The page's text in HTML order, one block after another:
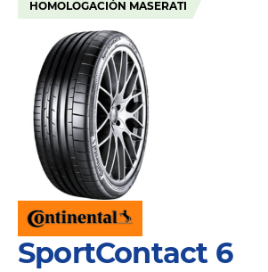
HOMOLOGACIÓN MASERATI
SportContact 6